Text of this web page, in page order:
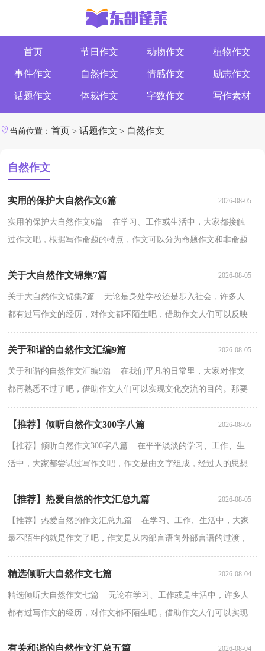
首页 节日作文 动物作文 植物作文
事件作文 自然作文 情感作文 励志作文
话题作文 体裁作文 字数作文 写作素材
当前位置： 首页 > 话题作文 > 自然作文
自然作文
实用的保护大自然作文6篇 2026-08-05
实用的保护大自然作文6篇 在学习、工作或生活中，大家都接触
过作文吧，根据写作命题的特点，作文可以分为命题作文和非命题
作文。那么问题来了，到底应如何写一篇优秀的作文呢？下...
关于大自然作文锦集7篇 2026-08-05
关于大自然作文锦集7篇 无论是身处学校还是步入社会，许多人
都有过写作文的经历，对作文都不陌生吧，借助作文人们可以反映
客观事物、表达思想感情、传递知识信息。相信写作文...
关于和谐的自然作文汇编9篇 2026-08-05
关于和谐的自然作文汇编9篇 在我们平凡的日常里，大家对作文
都再熟悉不过了吧，借助作文人们可以实现文化交流的目的。那要
怎么写好作文呢？以下是小编为大家收集的和谐的自然...
【推荐】倾听自然作文300字八篇 2026-08-05
【推荐】倾听自然作文300字八篇 在平平淡淡的学习、工作、生
活中，大家都尝试过写作文吧，作文是由文字组成，经过人的思想
考虑，通过语言组织来表达一个主题意义的文体。怎么写...
【推荐】热爱自然的作文汇总九篇 2026-08-05
【推荐】热爱自然的作文汇总九篇 在学习、工作、生活中，大家
最不陌生的就是作文了吧，作文是从内部言语向外部言语的过渡，
即从经过压缩的简要的、自己能明白的语言，向开展的、...
精选倾听大自然作文七篇 2026-08-04
精选倾听大自然作文七篇 无论在学习、工作或是生活中，许多人
都有过写作文的经历，对作文都不陌生吧，借助作文人们可以实现
文化交流的目的。你所见过的作文是什么样的呢？以下是...
有关和谐的自然作文汇总五篇 2026-08-04